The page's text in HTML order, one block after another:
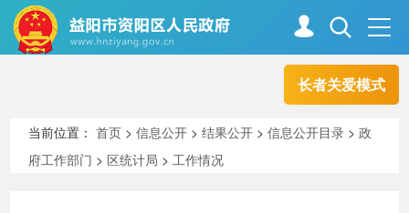
长者关爱模式
走进资阳
当前位置：首页 >信息公开 >结果公开 >信息公开目录 >政
府工作部门 > 区统计局 >工作情况